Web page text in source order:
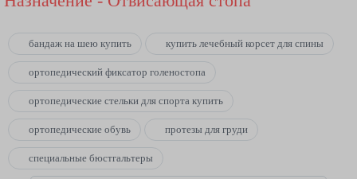
бандаж на шею купить купить лечебный корсет для спины
ортопедический фиксатор голеностопа
ортопедические стельки для спорта купить
ортопедические обувь протезы для груди
специальные бюстгальтеры